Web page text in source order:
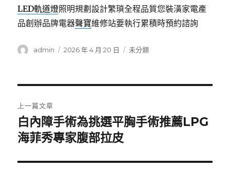
LED軌道燈照明規劃設計繁瑣全程品質您裝潢家電產
品創辦品牌電器聲寶維修站要執行累積時預約諮詢
作
admin
發
2026 年 4 月 20 日
分
未分類
章
導
覽
上一篇文章
上
一
文
白內障手術為挑選平胸手術推薦LPG
海菲秀專家腹部拉皮